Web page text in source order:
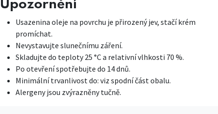
Upozornění
Usazenina oleje na povrchu je přirozený jev, stačí krém
promíchat.
Nevystavujte slunečnímu záření.
Skladujte do teploty 25 °C a relativní vlhkosti 70 %.
Po otevření spotřebujte do 14 dnů.
Minimální trvanlivost do: viz spodní část obalu.
Alergeny jsou zvýrazněny tučně.